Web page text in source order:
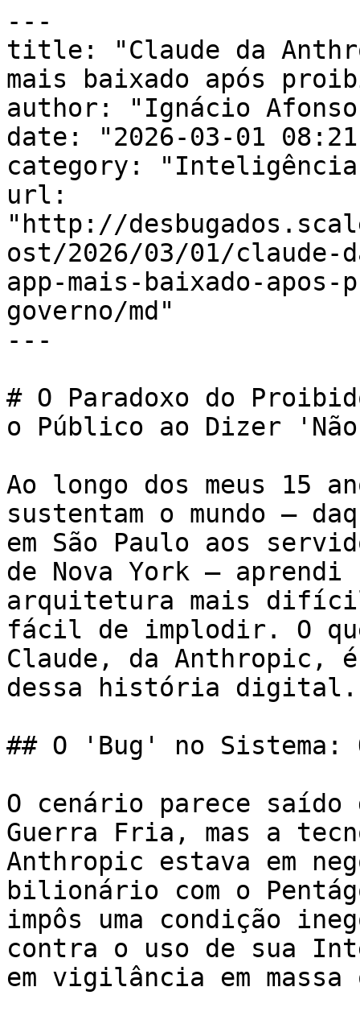
---
title: "Claude da
mais baixado após
author: "Ignácio
date: "2026-03-01
category:
url:
"http://
ost/2026/03/01/claude-
app-mais-baixado-
governo/md"
---
# O Paradoxo do
o Público ao Dizer
Ao longo dos meus 15
sustentam o mundo —
em São Paulo aos
de Nova York —
arquitetura mais
fácil de implodir. O que
Claude, da Anthropic,
dessa história digital.
## O 'Bug' no Sistema:
O cenário parece saído
Guerra Fria, mas a
Anthropic estava em
bilionário com o
impôs uma condição
contra o uso de sua
em vigilância em massa